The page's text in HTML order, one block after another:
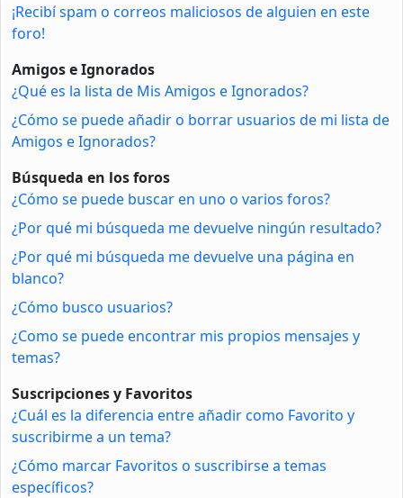
¡Recibí spam o correos maliciosos de alguien en este
foro!
Amigos e Ignorados
¿Qué es la lista de Mis Amigos e Ignorados?
¿Cómo se puede añadir o borrar usuarios de mi lista de
Amigos e Ignorados?
Búsqueda en los foros
¿Cómo se puede buscar en uno o varios foros?
¿Por qué mi búsqueda me devuelve ningún resultado?
¿Por qué mi búsqueda me devuelve una página en
blanco?
¿Cómo busco usuarios?
¿Como se puede encontrar mis propios mensajes y
temas?
Suscripciones y Favoritos
¿Cuál es la diferencia entre añadir como Favorito y
suscribirme a un tema?
¿Cómo marcar Favoritos o suscribirse a temas
específicos?